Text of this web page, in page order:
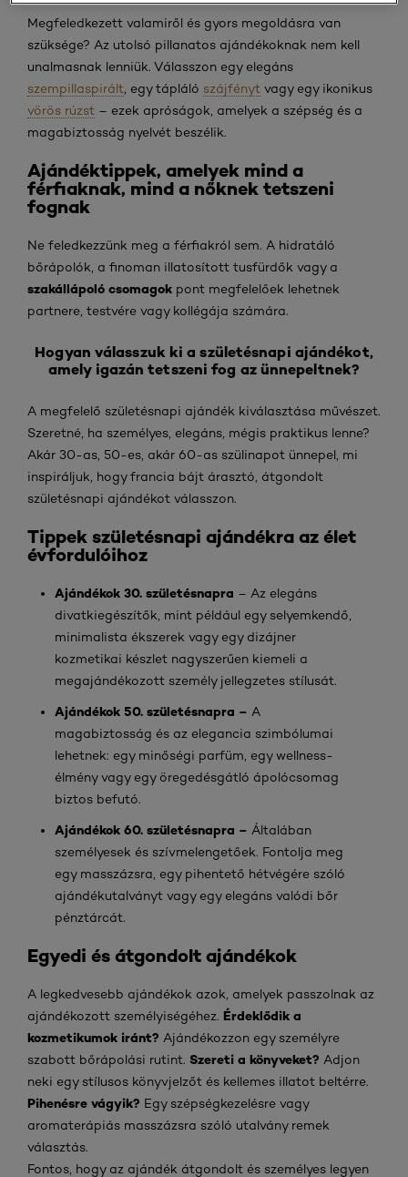
Megfeledkezett valamiről és gyors megoldásra van
szüksége? Az utolsó pillanatos ajándékoknak nem kell
unalmasnak lenniük. Válasszon egy elegáns
szempillaspirált , egy tápláló szájfényt vagy egy ikonikus
vörös rúzst – ezek apróságok, amelyek a szépség és a
magabiztosság nyelvét beszélik.
Ajándéktippek, amelyek mind a
férfiaknak, mind a nőknek tetszeni
fognak
Ne feledkezzünk meg a férfiakról sem. A hidratáló
bőrápolók, a finoman illatosított tusfürdők vagy a
szakállápoló csomagok pont megfelelőek lehetnek
partnere, testvére vagy kollégája számára.
Hogyan válasszuk ki a születésnapi ajándékot,
amely igazán tetszeni fog az ünnepeltnek?
A megfelelő születésnapi ajándék kiválasztása művészet.
Szeretné, ha személyes, elegáns, mégis praktikus lenne?
Akár 30-as, 50-es, akár 60-as szülinapot ünnepel, mi
inspiráljuk, hogy francia bájt árasztó, átgondolt
születésnapi ajándékot válasszon.
Tippek születésnapi ajándékra az élet
évfordulóihoz
Ajándékok 30. születésnapra – Az elegáns
divatkiegészítők, mint például egy selyemkendő,
minimalista ékszerek vagy egy dizájner
kozmetikai készlet nagyszerűen kiemeli a
megajándékozott személy jellegzetes stílusát.
Ajándékok 50. születésnapra – A
magabiztosság és az elegancia szimbólumai
lehetnek: egy minőségi parfüm, egy wellness-
élmény vagy egy öregedésgátló ápolócsomag
biztos befutó.
Ajándékok 60. születésnapra – Általában
személyesek és szívmelengetőek. Fontolja meg
egy masszázsra, egy pihentető hétvégére szóló
ajándékutalványt vagy egy elegáns valódi bőr
pénztárcát.
Egyedi és átgondolt ajándékok
A legkedvesebb ajándékok azok, amelyek passzolnak az
ajándékozott személyiségéhez. Érdeklődik a
kozmetikumok iránt? Ajándékozzon egy személyre
szabott bőrápolási rutint. Szereti a könyveket? Adjon
neki egy stílusos könyvjelzőt és kellemes illatot beltérre.
Pihenésre vágyik? Egy szépségkezelésre vagy
aromaterápiás masszázsra szóló utalvány remek
választás.
Fontos, hogy az ajándék átgondolt és személyes legyen